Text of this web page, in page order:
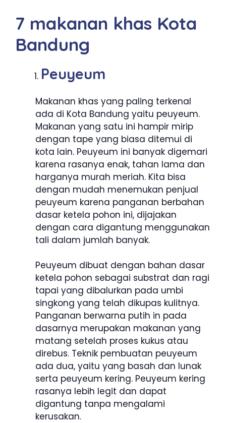
7 makanan khas Kota
Bandung
Peuyeum
Makanan khas yang paling terkenal
ada di Kota Bandung yaitu peuyeum.
Makanan yang satu ini hampir mirip
dengan tape yang biasa ditemui di
kota lain. Peuyeum ini banyak digemari
karena rasanya enak, tahan lama dan
harganya murah meriah. Kita bisa
dengan mudah menemukan penjual
peuyeum karena panganan berbahan
dasar ketela pohon ini, dijajakan
dengan cara digantung menggunakan
tali dalam jumlah banyak.
Peuyeum dibuat dengan bahan dasar
ketela pohon sebagai substrat dan ragi
tapai yang dibalurkan pada umbi
singkong yang telah dikupas kulitnya.
Panganan berwarna putih in pada
dasarnya merupakan makanan yang
matang setelah proses kukus atau
direbus. Teknik pembuatan peuyeum
ada dua, yaitu yang basah dan lunak
serta peuyeum kering. Peuyeum kering
rasanya lebih legit dan dapat
digantung tanpa mengalami
kerusakan.